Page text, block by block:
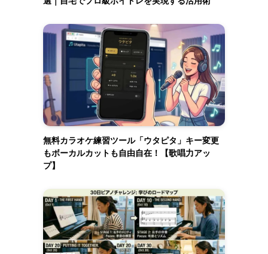
無料カラオケ練習ツール「ウタピタ」キー変更
もボーカルカットも自由自在！【歌唱力アッ
プ】